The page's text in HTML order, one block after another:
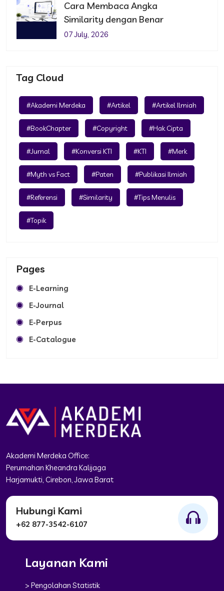
Cara Membaca Angka
Similarity dengan Benar
07 July, 2026
Tag Cloud
#Akademi Merdeka #Artikel #Artikel Ilmiah
#BookChapter #Copyright #Hak Cipta
#Jurnal #Konversi KTI #KTI #Merk
#Myth vs Fact #Paten #Publikasi Ilmiah
#Referensi #Similarity #Tips Menulis
#Topik
Pages
E-Learning
E-Journal
E-Perpus
E-Catalogue
Akademi Merdeka Office:
Perumahan Kheandra Kalijaga
Harjamukti, Cirebon, Jawa Barat
Hubungi Kami
+62 877-3542-6107
Layanan Kami
> Pengolahan Statistik